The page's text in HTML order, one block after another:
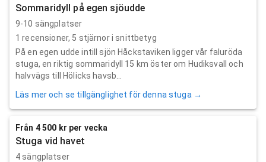
Sommaridyll på egen sjöudde
9-10 sängplatser
1 recensioner, 5 stjärnor i snittbetyg
På en egen udde intill sjön Håckstaviken ligger vår faluröda
stuga, en riktig sommaridyll 15 km öster om Hudiksvall och
halvvägs till Hölicks havsb...
Läs mer och se tillgänglighet för denna stuga →
Från 4 500 kr per vecka
Stuga vid havet
4 sängplatser